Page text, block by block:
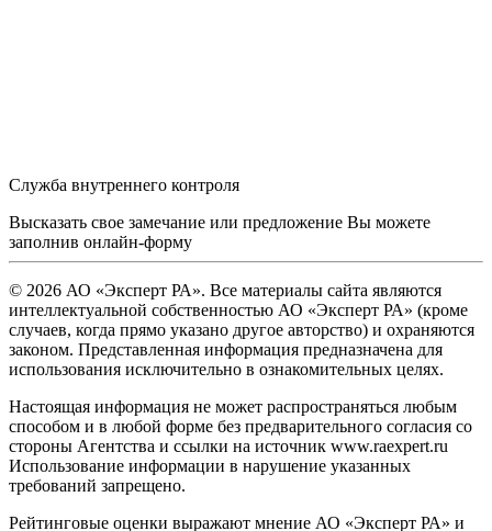
Служба внутреннего контроля
Высказать свое замечание или предложение Вы можете
заполнив онлайн-форму
© 2026 АО «Эксперт РА». Все материалы сайта являются
интеллектуальной собственностью АО «Эксперт РА» (кроме
случаев, когда прямо указано другое авторство) и охраняются
законом. Представленная информация предназначена для
использования исключительно в ознакомительных целях.
Настоящая информация не может распространяться любым
способом и в любой форме без предварительного согласия со
стороны Агентства и ссылки на источник www.raexpert.ru
Использование информации в нарушение указанных
требований запрещено.
Рейтинговые оценки выражают мнение АО «Эксперт РА» и